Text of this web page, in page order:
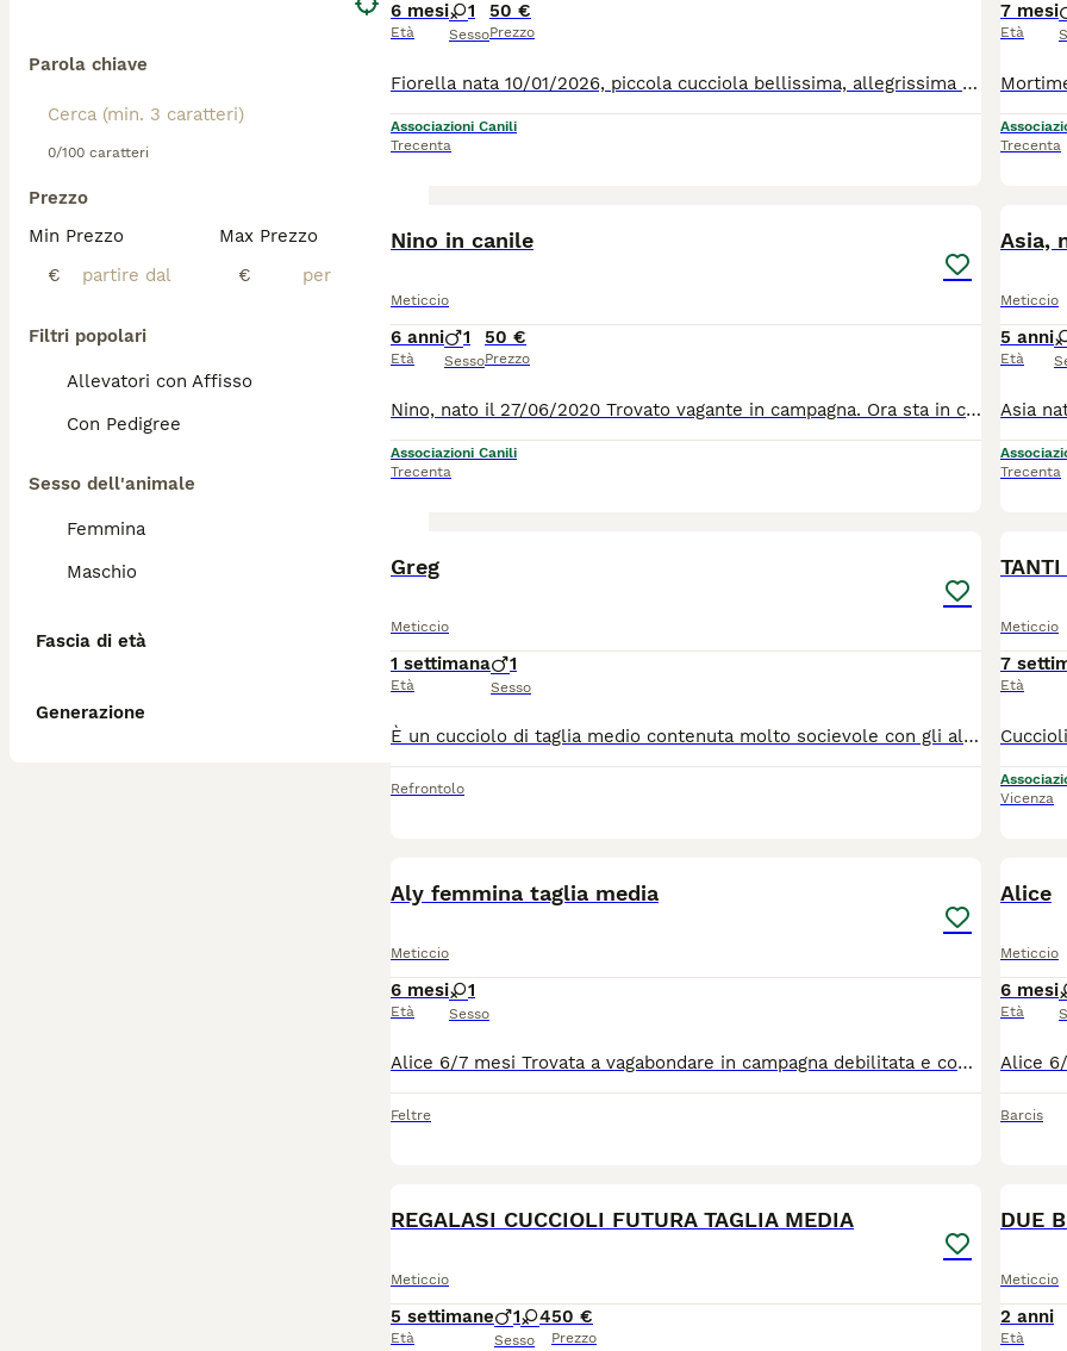
Parola chiave
0/100 caratteri
Prezzo
Min Prezzo
€
Max Prezzo
€
Filtri popolari
Allevatori con Affisso
Con Pedigree
Sesso dell'animale
Femmina
Maschio
Fascia di età
Generazione
6 mesi
Età
1
Sesso
50 €
Prezzo
Fiorella nata 10/01/2026, piccola cucciola bellissima, allegrissima e giocosa. Possiamo trovare per lei una casa, prima che il canile la rende fobica e malata ? Per tutte le info chiamate il 0039/3714497821
Associazioni Canili
Trecenta
7 mesi
Età
Trecenta
Nino in canile
Meticcio
6 anni
Età
1
Sesso
50 €
Prezzo
Nino, nato il 27/06/2020 Trovato vagante in campagna. Ora sta in canile fra le mura di cemento, il freddo pavimento e 1200 cani che abbaiano dalla mattina alla sera. Lui ne soffre. Troviamo qualcuno che li regala la tranquilità che lui sogna ? Nino è un bravo cane che se lo merita. Per tutte le info 0039/3714497821
Associazioni Canili
Trecenta
Asia,
Meticcio
5 anni
Età
Trecenta
Greg
Meticcio
1 settimana
Età
1
Sesso
È un cucciolo di taglia medio contenuta molto socievole con gli altri cani ed affettuoso con le persone, ma avrà bisogno di educazione e socialità e tempo a disposizione da dedicare a lui. Si trova in provincia di Salerno, ma può raggiungere anche il centro qNord. Se interessati lasciate un messaggio di presentazione con età tipologia di abitazione tempo dedicare i cani specificando se il cane sta dentro oppure fuori.
Refrontolo
Meticcio
7
Età
Vicenza
Aly femmina taglia media
Meticcio
6 mesi
Età
1
Sesso
Alice 6/7 mesi Trovata a vagabondare in campagna debilitata e con febbre alta. Adesso sta bene e presto potrà andare a casa. Socievole, dolcissima molto affettuosa. Va d’accordo con cani e gatti. Per lei si cerca famiglia con pazienza ed esperienza. È una cucciola vivace che va educata. Scrivete un breve messaggio di presentazione ( nome - età - città- esperienza con i cani - tempi da dedicare a lei)
Feltre
Alice
Meticcio
6 mesi
Età
Barcis
REGALASI CUCCIOLI FUTURA TAGLIA MEDIA
Meticcio
5 settimane
Età
1 4
Sesso
50 €
Prezzo
DUE
Meticcio
2 anni
Età